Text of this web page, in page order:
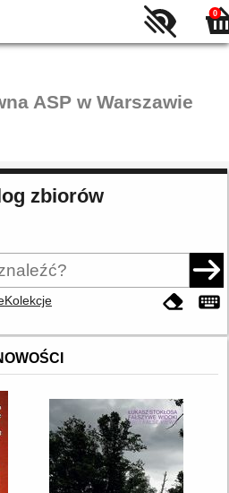
0
ASP w Warszawie
zbiorów
Kolekcje